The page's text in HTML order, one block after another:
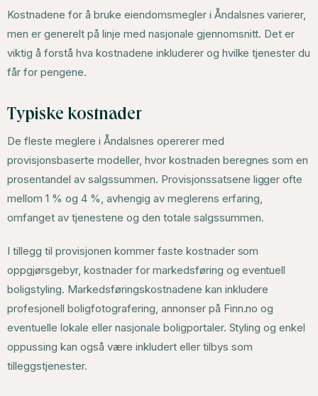
Kostnadene for å bruke eiendomsmegler i Åndalsnes varierer,
men er generelt på linje med nasjonale gjennomsnitt. Det er
viktig å forstå hva kostnadene inkluderer og hvilke tjenester du
får for pengene.
Typiske kostnader
De fleste meglere i Åndalsnes opererer med
provisjonsbaserte modeller, hvor kostnaden beregnes som en
prosentandel av salgssummen. Provisjonssatsene ligger ofte
mellom 1 % og 4 %, avhengig av meglerens erfaring,
omfanget av tjenestene og den totale salgssummen.
I tillegg til provisjonen kommer faste kostnader som
oppgjørsgebyr, kostnader for markedsføring og eventuell
boligstyling. Markedsføringskostnadene kan inkludere
profesjonell boligfotografering, annonser på Finn.no og
eventuelle lokale eller nasjonale boligportaler. Styling og enkel
oppussing kan også være inkludert eller tilbys som
tilleggstjenester.